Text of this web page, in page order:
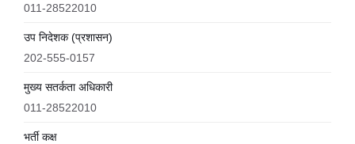
011-28522010
उप निदेशक (प्रशासन)
202-555-0157
मुख्य सतर्कता अधिकारी
011-28522010
भर्ती कक्ष